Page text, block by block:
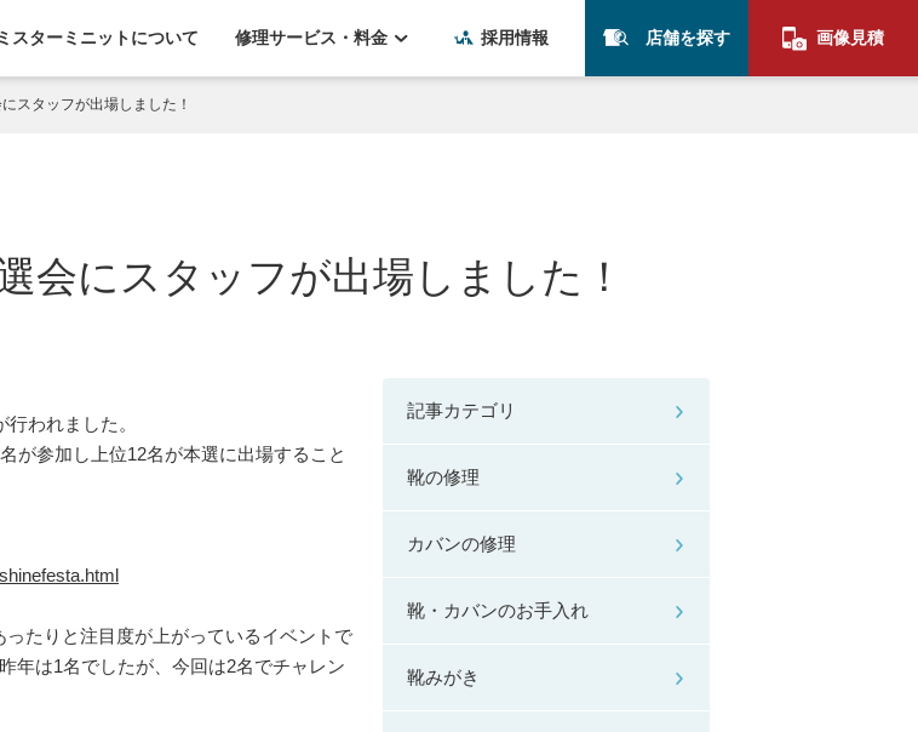
ミスターミニットについて 修理サービス・料金 採用情報 店舗を探す 画像見積
スタッフが出場しました！
会にスタッフが出場しました！
われました。
が参加し上位12名が本選に出場すること
たりと注目度が上がっているイベントで
年は1名でしたが、今回は2名でチャレン
記事カテゴリ
靴の修理
カバンの修理
靴・カバンのお手入れ
靴みがき